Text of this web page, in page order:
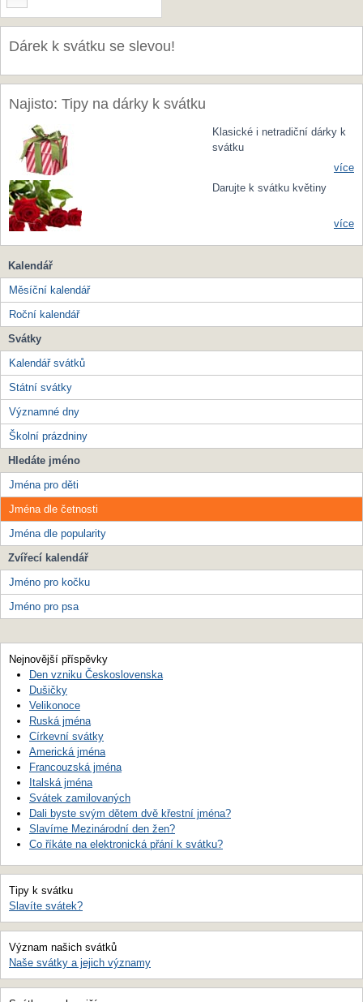
Dárek k svátku se slevou!
Najisto: Tipy na dárky k svátku
Klasické i netradiční dárky k
svátku
více
Darujte k svátku květiny
více
Kalendář
Měsíční kalendář
Roční kalendář
Svátky
Kalendář svátků
Státní svátky
Významné dny
Školní prázdniny
Hledáte jméno
Jména pro děti
Jména dle četnosti
Jména dle popularity
Zvířecí kalendář
Jméno pro kočku
Jméno pro psa
Nejnovější příspěvky
Den vzniku Československa
Dušičky
Velikonoce
Ruská jména
Církevní svátky
Americká jména
Francouzská jména
Italská jména
Svátek zamilovaných
Dali byste svým dětem dvě křestní jména?
Slavíme Mezinárodní den žen?
Co říkáte na elektronická přání k svátku?
Tipy k svátku
Slavíte svátek?
Význam našich svátků
Naše svátky a jejich významy